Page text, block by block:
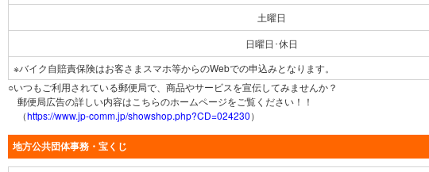
土曜日
日曜日･休日
※バイク自賠責保険はお客さまスマホ等からのWebでの申込みとなります。
○いつもご利用されている郵便局で、商品やサービスを宣伝してみませんか？
郵便局広告の詳しい内容はこちらのホームページをご覧ください！！
（https://www.jp-comm.jp/showshop.php?CD=024230）
地方公共団体事務・宝くじ